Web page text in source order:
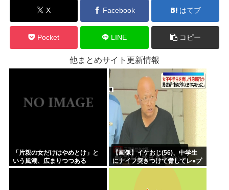
X Facebook はてブ
Pocket LINE コピー
他まとめサイト更新情報
「片親の女だけはやめとけ」と
いう風潮、広まりつつある
【画像】イケおじ(56)、中学生
にナイフ突きつけて脅してレ●プ
www